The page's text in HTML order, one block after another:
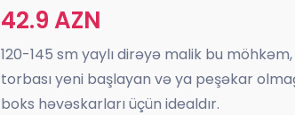
42.9 AZN
120-145 sm yaylı dirəyə malik bu
torbası yeni başlayan və ya peşəkar
boks həvəskarları üçün idealdır.